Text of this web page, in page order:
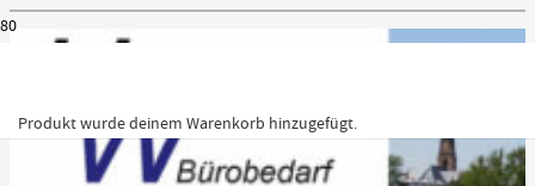
Produktwurde deinem Warenkorb hinzugefügt.